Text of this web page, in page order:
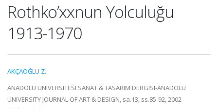
Rothko’xxnun Yolculuğu
1913-1970
AKÇAOĞLU Z.
ANADOLU UNIVERSITESI SANAT & TASARIM DERGISI-ANADOLU
UNIVERSITY JOURNAL OF ART & DESIGN, sa.13, ss.85-92, 2002